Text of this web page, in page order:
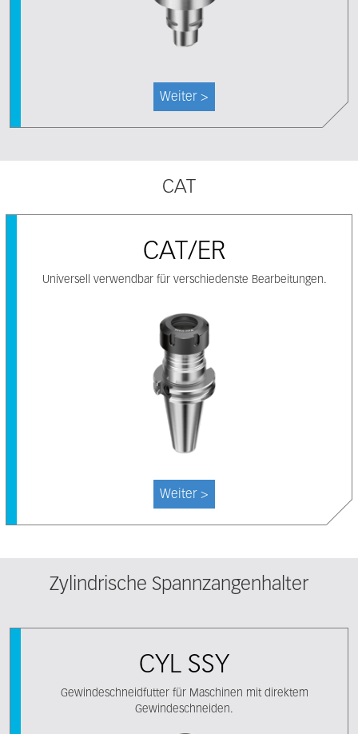
Weiter >
CAT
CAT/ER
Universell verwendbar für verschiedenste Bearbeitungen.
Weiter >
Zylindrische Spannzangenhalter
CYL SSY
Gewindeschneidfutter für Maschinen mit direktem
Gewindeschneiden.